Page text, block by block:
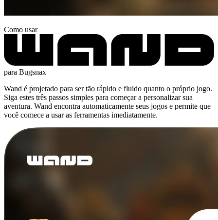
Como usar
para Bugsnax
Wand é projetado para ser tão rápido e fluido quanto o próprio jogo.
Siga estes três passos simples para começar a personalizar sua
aventura. Wand encontra automaticamente seus jogos e permite que
você comece a usar as ferramentas imediatamente.